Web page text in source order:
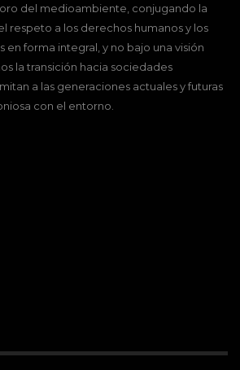
del medioambiente, conjugando la
respeto a los derechos humanos y los
en forma integral, y no bajo una visión
la transición hacia sociedades
a las generaciones actuales y futuras
con el entorno.